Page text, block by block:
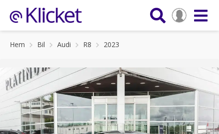
Hem Bil Audi R8 2023